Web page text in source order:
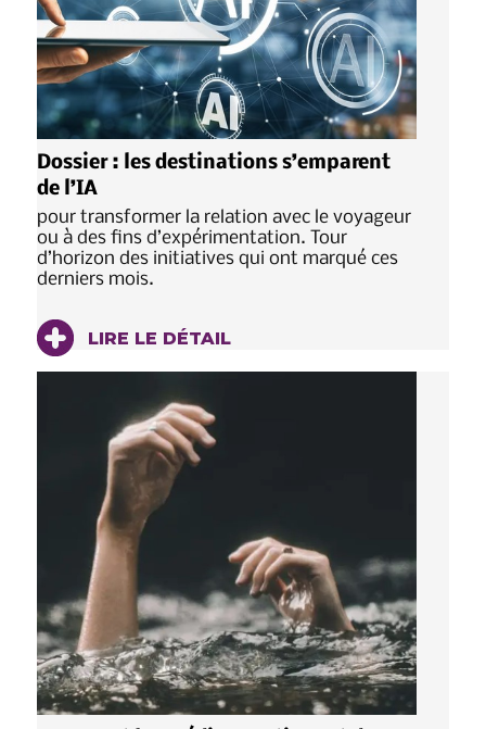
Dossier : les destinations s’emparent
de l’IA
pour transformer la relation avec le voyageur
ou à des fins d’expérimentation. Tour
d’horizon des initiatives qui ont marqué ces
derniers mois.
LIRE LE DÉTAIL